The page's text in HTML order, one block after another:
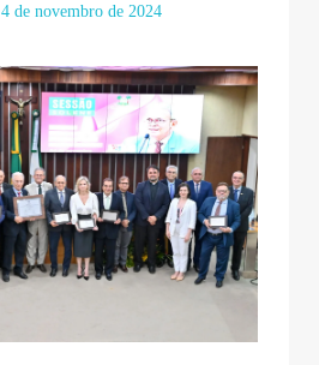
4 de novembro de 2024